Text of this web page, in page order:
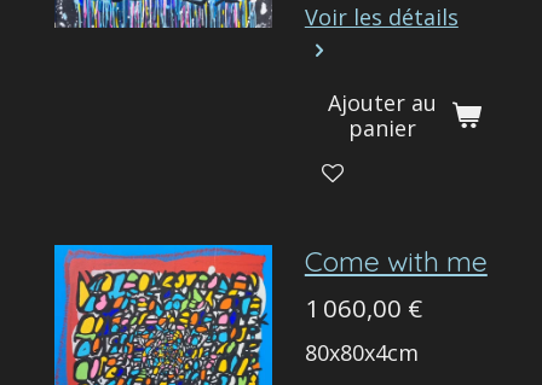
Voir les détails
Ajouter au
panier
Come with me
1 060,00 €
80x80x4cm